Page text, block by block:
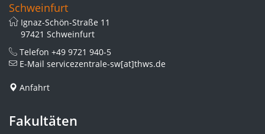
Schweinfurt
Ignaz-Schön-Straße 11
97421 Schweinfurt
Telefon +49 9721 940-5
E-Mail servicezentrale-sw[at]thws.de
Anfahrt
Fakultäten